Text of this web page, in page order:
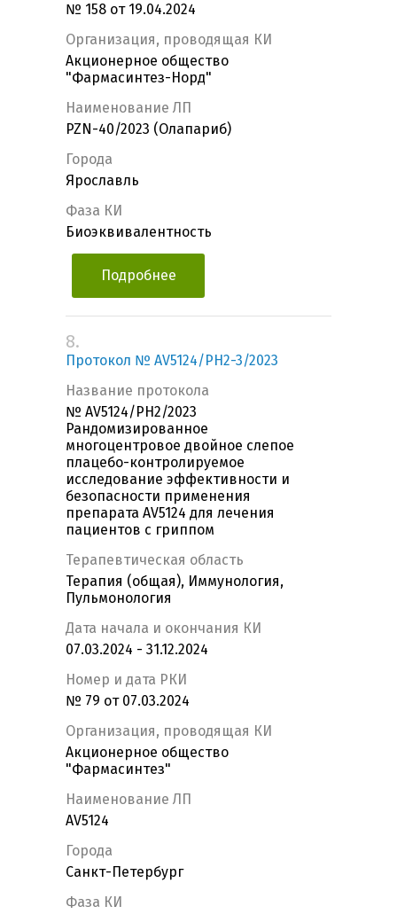
№ 158 от 19.04.2024
Организация, проводящая КИ
Акционерное общество
"Фармасинтез-Норд"
Наименование ЛП
PZN-40/2023 (Олапариб)
Города
Ярославль
Фаза КИ
Биоэквивалентность
Подробнее
8.
Протокол № AV5124/PH2-3/2023
Название протокола
№ AV5124/PH2/2023
Рандомизированное
многоцентровое двойное слепое
плацебо-контролируемое
исследование эффективности и
безопасности применения
препарата AV5124 для лечения
пациентов с гриппом
Терапевтическая область
Терапия (общая), Иммунология,
Пульмонология
Дата начала и окончания КИ
07.03.2024 - 31.12.2024
Номер и дата РКИ
№ 79 от 07.03.2024
Организация, проводящая КИ
Акционерное общество
"Фармасинтез"
Наименование ЛП
AV5124
Города
Санкт-Петербург
Фаза КИ